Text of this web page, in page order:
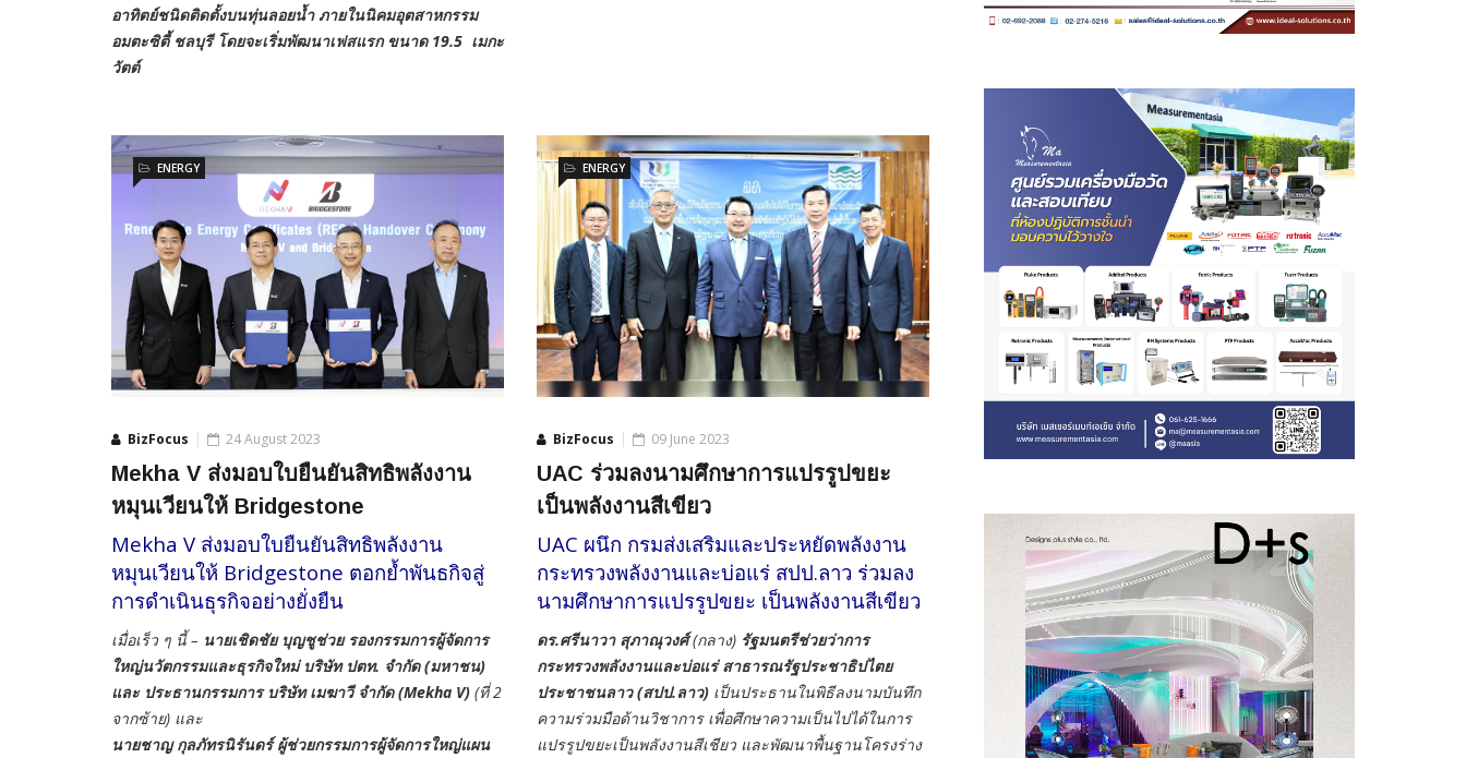
อาทิตย์ชนิดติดตั้งบนทุ่นลอยน้ำ ภายในนิคมอุตสาหกรรม
อมตะซิตี้ ชลบุรี โดยจะเริ่มพัฒนาเฟสแรก ขนาด 19.5 เมกะ
วัตต์
BizFocus
ENERGY
24 August 2023
Mekha V ส่งมอบใบยืนยันสิทธิพลังงาน
หมุนเวียนให้ Bridgestone
Mekha V ส่งมอบใบยืนยันสิทธิพลังงาน
หมุนเวียนให้ Bridgestone ตอกย้ำพันธกิจสู่
การดำเนินธุรกิจอย่างยั่งยืน
เมื่อเร็ว ๆ นี้ – นายเชิดชัย บุญชูช่วย รองกรรมการผู้จัดการ
ใหญ่นวัตกรรมและธุรกิจใหม่ บริษัทปตท. จำกัด (มหาชน)
และ ประธานกรรมการ บริษัท เมฆาวี จำกัด(Mekha V) (ที่ 2
จากซ้าย) และ
นายชาญ กุลภัทรนิรันดร์ ผู้ช่วยกรรมการผู้จัดการใหญ่แผน
BizFocus
ENERGY
09 June 2023
UAC ร่วมลงนามศึกษาการแปรรูปขยะ
เป็นพลังงานสีเขียว
UAC ผนึก กรมส่งเสริมและประหยัดพลังงาน
กระทรวงพลังงานและบ่อแร่ สปป.ลาว ร่วมลง
นามศึกษาการแปรรูปขยะ เป็นพลังงานสีเขียว
ดร.ศรีนาวา สุภาณุวงศ์(กลาง) รัฐมนตรีช่วยว่าการ
กระทรวงพลังงานและบ่อแร่ สาธารณรัฐประชาธิปไตย
ประชาชนลาว (สปป.ลาว) เป็นประธานในพิธีลงนามบันทึก
ความร่วมมือด้านวิชาการ เพื่อศึกษาความเป็นไปได้ในการ
แปรรูปขยะเป็นพลังงานสีเชียว และพัฒนาพื้นฐานโครงร่าง